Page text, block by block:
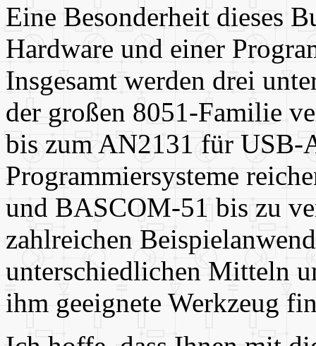
Eine Besonderheit dieses
Hardware und einer
Insgesamt werden drei
der großen 8051-Familie
bis zum AN2131 für USB-
Programmiersysteme
und BASCOM-51 bis zu
zahlreichen
unterschiedlichen Mitteln
ihm geeignete Werkzeug